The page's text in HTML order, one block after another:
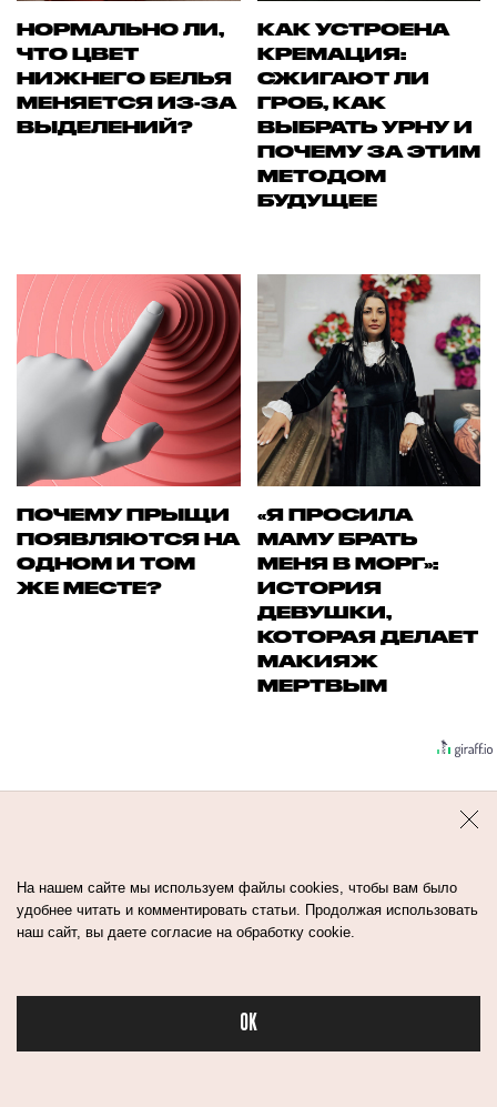
Бьюти в спорте
НОРМАЛЬНО ЛИ,
ЧТО ЦВЕТ
НИЖНЕГО БЕЛЬЯ
МЕНЯЕТСЯ ИЗ-ЗА
ВЫДЕЛЕНИЙ?
КАК УСТРОЕНА
КРЕМАЦИЯ:
СЖИГАЮТ ЛИ
ГРОБ, КАК
ВЫБРАТЬ УРНУ И
ПОЧЕМУ ЗА ЭТИМ
МЕТОДОМ
БУДУЩЕЕ
ПОЧЕМУ ПРЫЩИ
ПОЯВЛЯЮТСЯ НА
ОДНОМ И ТОМ
ЖЕ МЕСТЕ?
«Я ПРОСИЛА
МАМУ БРАТЬ
МЕНЯ В МОРГ»:
ИСТОРИЯ
ДЕВУШКИ,
КОТОРАЯ ДЕЛАЕТ
МАКИЯЖ
МЕРТВЫМ
Контакты Авторы
На нашем сайте мы используем файлы cookies, чтобы вам было
удобнее читать и комментировать статьи. Продолжая использовать
наш сайт, вы даете согласие на обработку cookie.
OK